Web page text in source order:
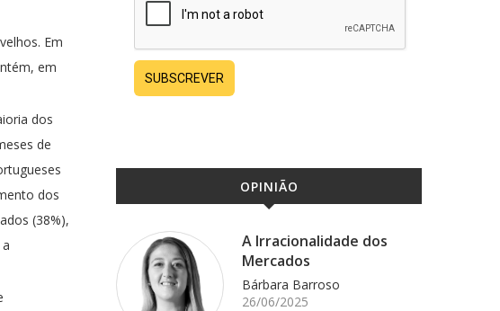
Em
em
dos
de
dos
(38%),
SUBSCREVER
OPINIÃO
A Irracionalidade dos
Mercados
Bárbara Barroso
26/06/2025